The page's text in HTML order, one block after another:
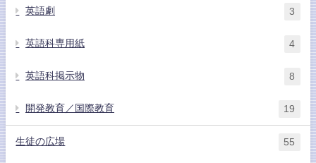
英語劇 3
英語科専用紙 4
英語科掲示物 8
開発教育／国際教育 19
生徒の広場 55